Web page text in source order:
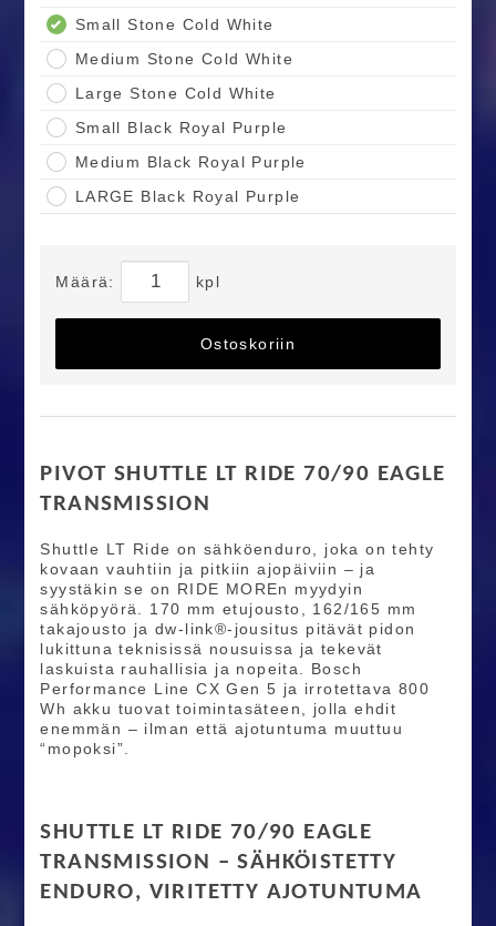
Small Stone Cold White
Medium Stone Cold White
Large Stone Cold White
Small Black Royal Purple
Medium Black Royal Purple
LARGE Black Royal Purple
Määrä: kpl
Ostoskoriin
PIVOT SHUTTLE LT RIDE 70/90 EAGLE
TRANSMISSION
Shuttle LT Ride on sähköenduro, joka on tehty
kovaan vauhtiin ja pitkiin ajopäiviin – ja
syystäkin se on RIDE MOREn myydyin
sähköpyörä. 170 mm etujousto, 162/165 mm
takajousto ja dw-link®-jousitus pitävät pidon
lukittuna teknisissä nousuissa ja tekevät
laskuista rauhallisia ja nopeita. Bosch
Performance Line CX Gen 5 ja irrotettava 800
Wh akku tuovat toimintasäteen, jolla ehdit
enemmän – ilman että ajotuntuma muuttuu
“mopoksi”.
SHUTTLE LT RIDE 70/90 EAGLE
TRANSMISSION – SÄHKÖISTETTY
ENDURO, VIRITETTY AJOTUNTUMA